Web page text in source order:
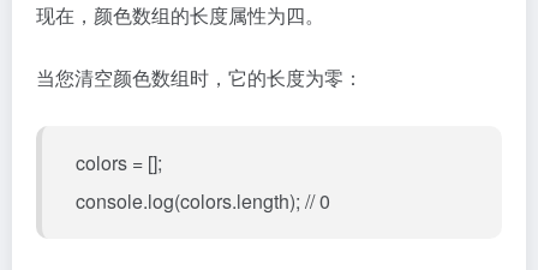
现在，颜色数组的长度属性为四。
当您清空颜色数组时，它的长度为零：
colors = [];
console.log(colors.length); // 0